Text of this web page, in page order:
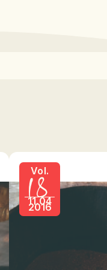
Vol.
18
11.04
2016